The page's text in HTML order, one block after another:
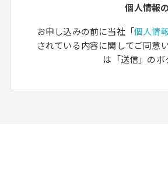
個人情報
お申し込みの前に当社「個人情
されている内容に関してご同意
は「送信」のボ